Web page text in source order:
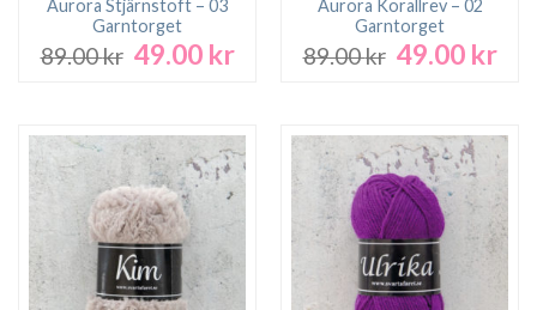
Aurora Stjärnstoft – 03
Garntorget
89.00kr Det
89.00 kr.
49.00 krDet
49.00 kr.
Aurora Korallrev – 02
Garntorget
89.00kr Det
89.00 kr.
49.00 krDet